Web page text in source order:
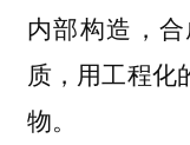
内部构造，
质，用工程化
物。